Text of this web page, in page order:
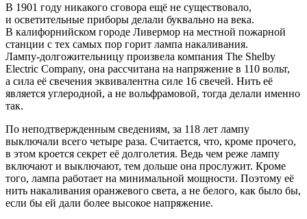
В 1901 году никакого сговора ещё не существовало,
и осветительные приборы делали буквально на века.
В калифорнийском городе Ливермор на местной пожарной
станции с тех самых пор горит лампа накаливания.
Лампу-долгожительницу произвела компания The Shelby
Electric Company, она рассчитана на напряжение в 110 вольт,
а сила её свечения эквивалентна силе 16 свечей. Нить её
является углеродной, а не вольфрамовой, тогда делали именно
так.
По неподтвержденным сведениям, за 118 лет лампу
выключали всего четыре раза. Считается, что, кроме прочего,
в этом кроется секрет её долголетия. Ведь чем реже лампу
включают и выключают, тем дольше она прослужит. Кроме
того, лампа работает на минимальной мощности. Поэтому её
нить накаливания оранжевого света, а не белого, как было бы,
если бы ей дали более высокое напряжение.